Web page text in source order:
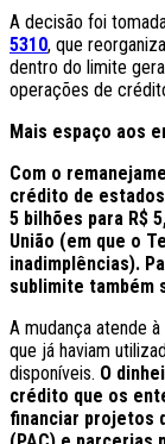
A decisão foi
5310, que
dentro do limite
operações de
Mais espaço aos
Com o
crédito de
5 bilhões para R$
União (em que o
inadimplências).
sublimite também
A mudança atende
que já haviam
disponíveis. O
crédito que os
financiar projetos